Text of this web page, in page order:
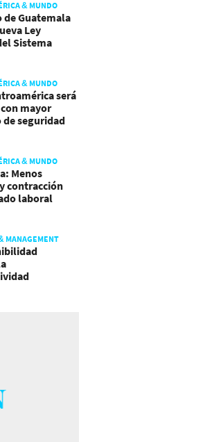
& MUNDO
de Guatemala
Ley
Sistema
& MUNDO
será
mayor
seguridad
& MUNDO
Menos
contracción
laboral
MANAGEMENT